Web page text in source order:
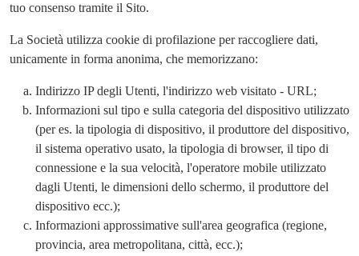
tuo consenso tramite il Sito.
La Società utilizza cookie di profilazione per raccogliere dati,
unicamente in forma anonima, che memorizzano:
Indirizzo IP degli Utenti, l'indirizzo web visitato - URL;
Informazioni sul tipo e sulla categoria del dispositivo utilizzato
(per es. la tipologia di dispositivo, il produttore del dispositivo,
il sistema operativo usato, la tipologia di browser, il tipo di
connessione e la sua velocità, l'operatore mobile utilizzato
dagli Utenti, le dimensioni dello schermo, il produttore del
dispositivo ecc.);
Informazioni approssimative sull'area geografica (regione,
provincia, area metropolitana, città, ecc.);